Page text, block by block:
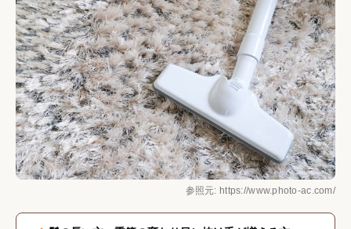
参照元: https://www.photo-ac.com/